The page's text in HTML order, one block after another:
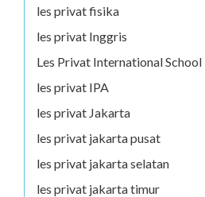
les privat fisika
les privat Inggris
Les Privat International School
les privat IPA
les privat Jakarta
les privat jakarta pusat
les privat jakarta selatan
les privat jakarta timur